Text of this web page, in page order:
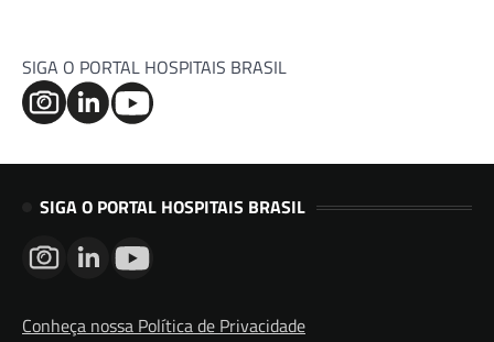
SIGA O PORTAL HOSPITAIS BRASIL
SIGA O PORTAL HOSPITAIS BRASIL
Conheça nossa Política de Privacidade